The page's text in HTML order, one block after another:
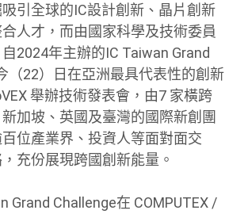
引全球的IC設計創新、晶片創新
人才，而由國家科學及技術委員
2024年主辦的IC Taiwan Grand
（22）日在亞洲最具代表性的創新
舉辦技術發表會，由7 家橫跨
加坡、英國及臺灣的國際新創團
位產業界、投資人等面對面交
充份展現跨國創新能量。
Grand Challenge在 COMPUTEX /